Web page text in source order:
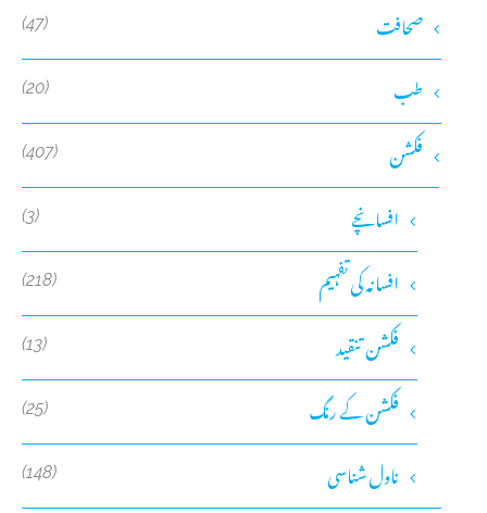
صحافت (47)
طب (20)
فکشن (407)
افسانچے (3)
افسانہ کی تفہیم (218)
فکشن تنقید (13)
فکشن کے رنگ (25)
ناول شناسی (148)